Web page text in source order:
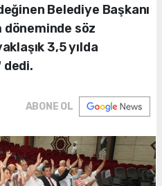
Belediye Başkanı
döneminde söz
3,5 yılda
dedi.
ABONE OL